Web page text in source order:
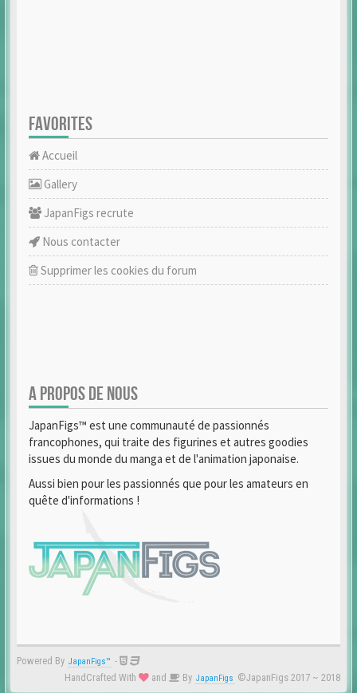
FAVORITES
Accueil
Gallery
JapanFigs recrute
Nous contacter
Supprimer les cookies du forum
A PROPOS DE NOUS
JapanFigs™ est une communauté de passionnés
francophones, qui traite des figurines et autres goodies
issues du monde du manga et de l'animation japonaise.
Aussi bien pour les passionnés que pour les amateurs en
quête d'informations !
Powered By JapanFigs™ -
HandCrafted With
and By JapanFigs ©JapanFigs 2017 ~ 2018